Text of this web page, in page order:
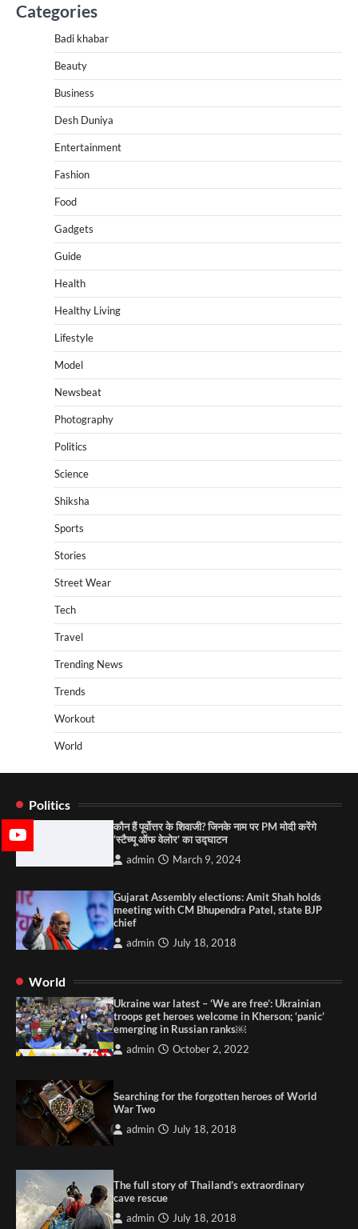
Categories
Badi khabar
Beauty
Business
Desh Duniya
Entertainment
Fashion
Food
Gadgets
Guide
Health
Healthy Living
Lifestyle
Model
Newsbeat
Photography
Politics
Science
Shiksha
Sports
Stories
Street Wear
Tech
Travel
Trending News
Trends
Workout
World
Politics
कौन हैं पूर्वोत्तर के शिवाजी? जिनके नाम पर PM मोदी करेंगे
‘स्टैच्यू ऑफ वेलोर’ का उद्घाटन
admin March 9, 2024
Gujarat Assembly elections: Amit Shah holds
meeting with CM Bhupendra Patel, state BJP
chief
admin July 18, 2018
World
Ukraine war latest – ‘We are free’: Ukrainian
troops get heroes welcome in Kherson; ‘panic’
emerging in Russian ranks￼
admin October 2, 2022
Searching for the forgotten heroes of World
War Two
admin July 18, 2018
The full story of Thailand’s extraordinary
cave rescue
admin July 18, 2018